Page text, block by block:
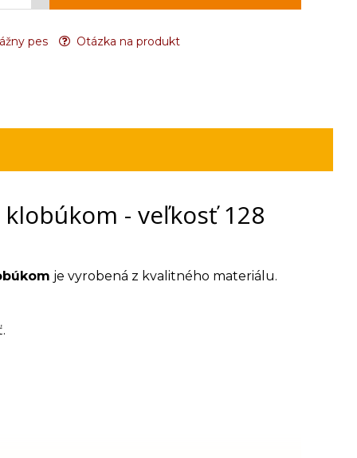
pes Otázka na produkt
- veľkosť 128
je vyrobená z kvalitného materiálu.